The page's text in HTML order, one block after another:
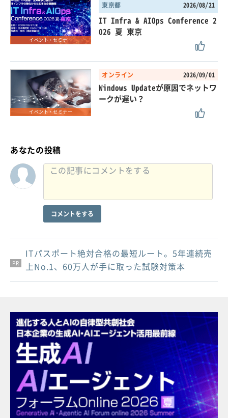
イベント・セミナー
東京都 2026/08/21
IT Infra & AIOps Conference 2
026 夏 東京
イベント・セミナー
オンライン 2026/09/01
Windows Updateが原因でネットワ
ークが遅い？
あなたの投稿
コメントをする
PR
PR
PR
ITパスポート絶対合格の最短ルート。5年連続売
上No.1、60万人が手に取った試験対策本